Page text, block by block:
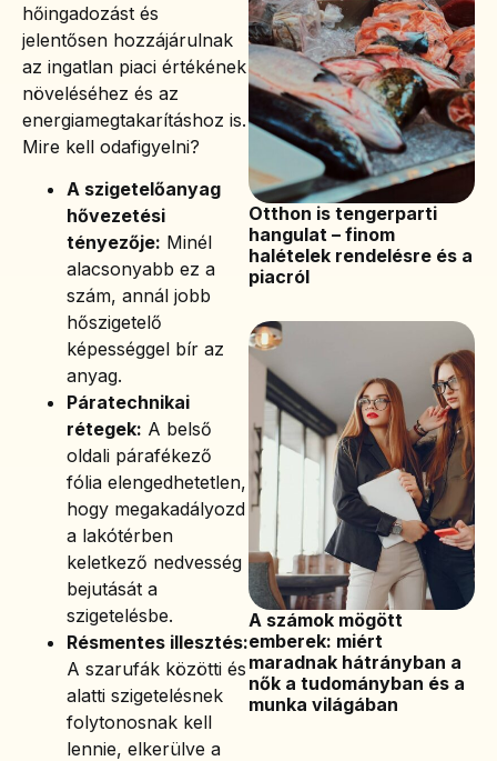
hőingadozást és
jelentősen hozzájárulnak
az ingatlan piaci értékének
növeléséhez és az
energiamegtakarításhoz is.
Mire kell odafigyelni?
A szigetelőanyag
hővezetési
tényezője: Minél
alacsonyabb ez a
szám, annál jobb
hőszigetelő
képességgel bír az
anyag.
Páratechnikai
rétegek: A belső
oldali párafékező
fólia elengedhetetlen,
hogy megakadályozd
a lakótérben
keletkező nedvesség
bejutását a
szigetelésbe.
Résmentes illesztés:
A szarufák közötti és
alatti szigetelésnek
folytonosnak kell
lennie, elkerülve a
Otthon is tengerparti
hangulat – finom
halételek rendelésre és a
piacról
A számok mögött
emberek: miért
maradnak hátrányban a
nők a tudományban és a
munka világában